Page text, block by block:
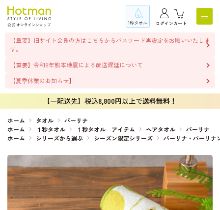
1秒タオル ログインカート
【重要】旧サイト会員の方はこちらからパスワード再設定をお願いいたしま
す。
【重要】令和8年熊本地震による配送遅延について
【夏季休業のお知らせ】
【一配送先】税込8,800円以上で送料無料！
ホーム タオル
パーリナ
ホーム
１秒タオル １秒タオル アイテム ヘアタオル
パーリナ
ホーム
シリーズから選ぶ シーズン限定シリーズ パーリナ・パーリナ